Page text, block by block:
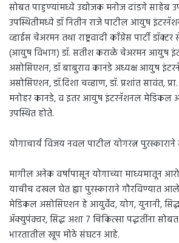
सोबत पाहुण्यांमध्ये उद्योजक मनोज दांडगे साहेब
उपस्थितीमध्ये डॉ नितीन राजे पाटील आयुष
व्हाईस चेअरमन तथा राष्ट्रवादी काँग्रेस पार्टी
(आयुष विभाग) डॉ. सतीश कराळे चेअरमन आयुष
असोसिएशन, डॉ बाबुराव कानडे अध्यक्ष आयुष
असोसिएशन, डॉ.दिशा चव्हाण, डॉ. प्रशांत सावंत,
मनोहर कानडे, व इतर आयुष इंटरनॅशनल मेडिकल
उपस्थित होते.
योगाचार्य विजय नवल पाटील योगरत्न
मागील अनेक वर्षापासून योगाच्या माध्यमातून
याचीच दखल घेत ह्या पुरस्काराने गौरविण्यात
मेडिकल असोसिएशन हे आयुर्वेद, योग, युनानी,
ॲक्युपंक्चर, सिद्ध अशा 7 चिकित्सा पद्धतींना
भारतातील खूप मोठे संघटन आहे.